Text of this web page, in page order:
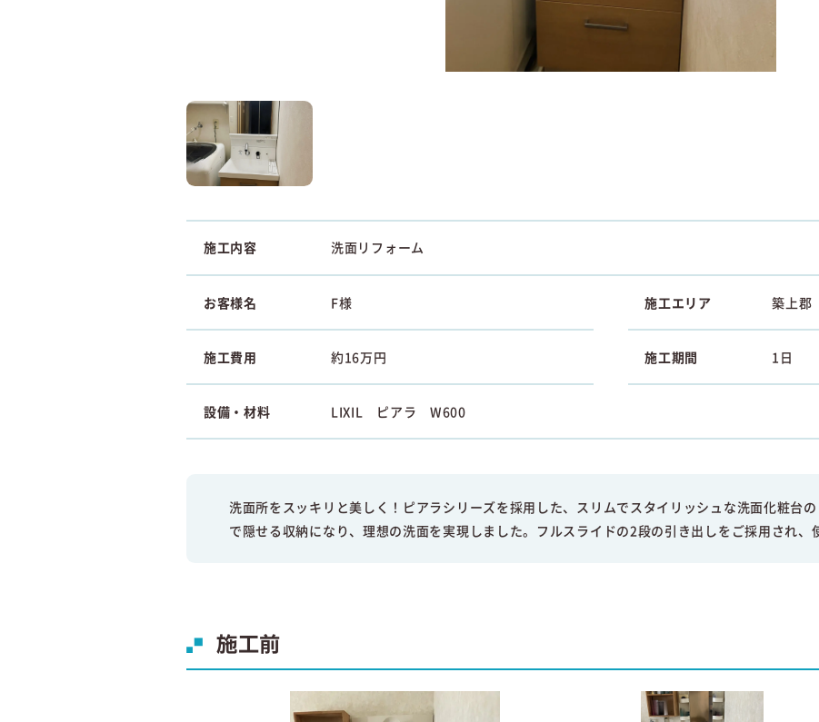
施工内容 洗面リフォーム
お客様名 F様 施工エリア 築上郡
施工費用 約16万円 施工期間 1日
設備・材料 LIXIL ピアラ W600
洗面所をスッキリと美しく！ピアラシリーズを採用した、スリムでスタイリッシュな洗面化粧台
で隠せる収納になり、理想の洗面を実現しました。フルスライドの2段の引き出しをご採用され、
施工前